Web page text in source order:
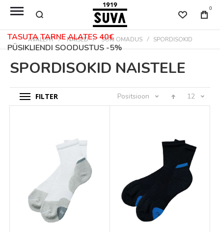
TASUTA TARNE ALATES 40€
PÜSIKLIENDI SOODUSTUS -5%
0
AVALEHT NAISED SOKI OMADUS SPORDISOKID
SPORDISOKID NAISTELE
FILTER Positsioon 12